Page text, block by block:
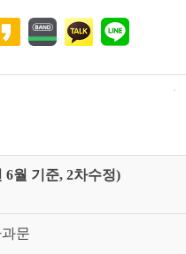
6월 기준, 2차수정)
문